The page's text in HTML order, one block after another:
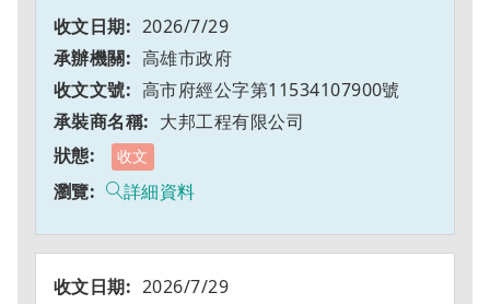
2026/7/29
高雄市政府
高市府經公字第11534107900號
大邦工程有限公司
收文
詳細資料
2026/7/29